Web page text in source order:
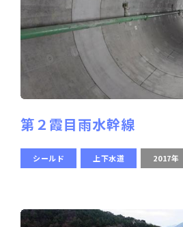
第２霞目雨水幹線
シールド 上下水道 2017年